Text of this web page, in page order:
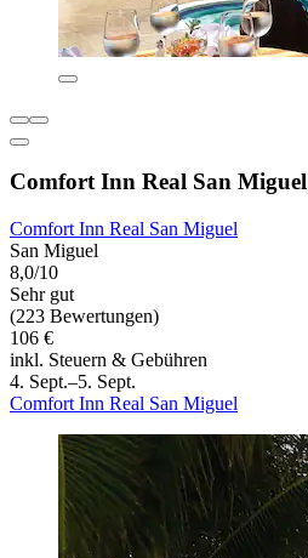
Comfort Inn Real San Miguel
Comfort Inn Real San Miguel
San Miguel
8,0/10
Sehr gut
(223 Bewertungen)
106 €
inkl. Steuern & Gebühren
4. Sept.–5. Sept.
Comfort Inn Real San Miguel